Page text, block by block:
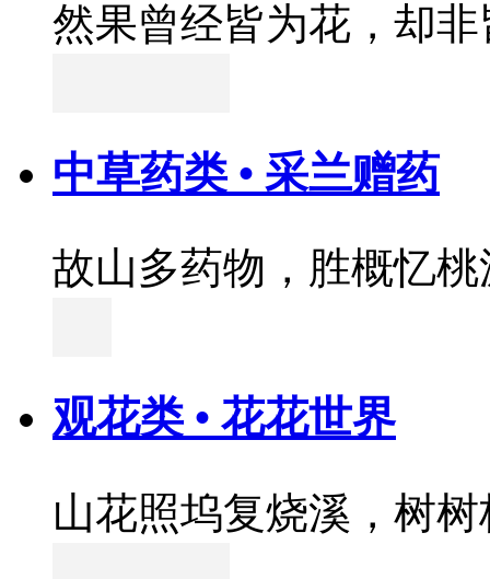
然果曾经皆为花，却
中草药类 • 采兰赠药
故山多药物，胜概忆桃
观花类 • 花花世界
山花照坞复烧溪，树